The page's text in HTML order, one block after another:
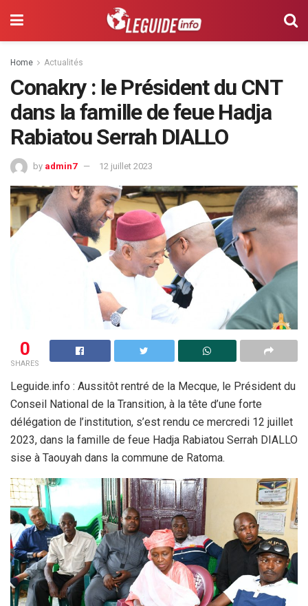
Home Actualités
Conakry : le Président du CNT
dans la famille de feue Hadja
Rabiatou Serrah DIALLO
by admin7 12 juillet 2023
0
SHARES
Leguide.info : Aussitôt rentré de la Mecque, le Président du
Conseil National de la Transition, à la tête d’une forte
délégation de l’institution, s’est rendu ce mercredi 12 juillet
2023, dans la famille de feue Hadja Rabiatou Serrah DIALLO
sise à Taouyah dans la commune de Ratoma.